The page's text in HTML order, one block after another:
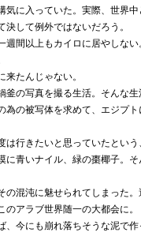
に入っていた。実際、世界
して例外ではないだろう。
間以上もカイロに居やしない
たんじゃない。
の写真を撮る生活。そんな
の被写体を求めて、エジプト
行きたいと思っていたとい
青いナイル、緑の棗椰子。
混沌に魅せられてしまった
アラブ世界随一の大都会に。
今にも崩れ落ちそうな泥で